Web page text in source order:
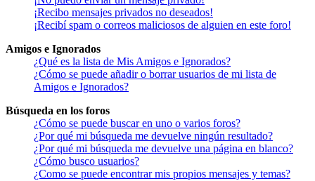
¡Recibo mensajes privados no deseados!
¡Recibí spam o correos maliciosos de alguien en este foro!
Amigos e Ignorados
¿Qué es la lista de Mis Amigos e Ignorados?
¿Cómo se puede añadir o borrar usuarios de mi lista de
Amigos e Ignorados?
Búsqueda en los foros
¿Cómo se puede buscar en uno o varios foros?
¿Por qué mi búsqueda me devuelve ningún resultado?
¿Por qué mi búsqueda me devuelve una página en blanco?
¿Cómo busco usuarios?
¿Como se puede encontrar mis propios mensajes y temas?